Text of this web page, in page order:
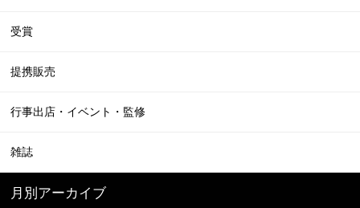
受賞
提携販売
行事出店・イベント・監修
雑誌
月別アーカイブ